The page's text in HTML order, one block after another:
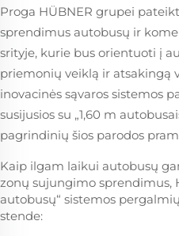
Proga HÜBNER grupei
sprendimus autobusų ir
srityje, kurie bus orientuoti į
priemonių veiklą ir atsakingą
inovacinės sąvaros sistemos
susijusios su „1,60 m
pagrindinių šios parodos
Kaip ilgam laikui autobusų
zonų sujungimo sprendimus,
autobusų“ sistemos
stende: